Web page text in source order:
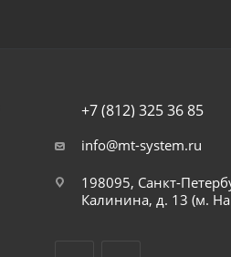
+7 (812) 325 36 85
info@mt-system.ru
198095, Санкт-
Калинина, д. 13 (м.